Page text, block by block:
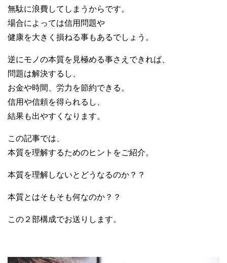
無駄に浪費してしまうからです。
場合によっては信用問題や
健康を大きく損ねる事もあるでしょう。
逆にモノの本質を見極める事さえできれば、
問題は解決するし、
お金や時間、労力を節約できる。
信用や信頼を得られるし、
結果も出やすくなります。
この記事では、
本質を理解するためのヒントをご紹介。
本質を理解しないとどうなるのか？？
本質とはそもそも何なのか？？
この２部構成でお送りします。